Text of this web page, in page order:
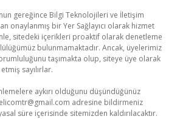
gereğince Bilgi Teknolojileri ve İletişim
onaylanmış bir Yer Sağlayıcı olarak hizmet
sitedeki içerikleri proaktif olarak denetleme
bulunmamaktadır. Ancak, üyelerimiz
taşımakta olup, siteye üye olarak
sayılırlar.
aykırı olduğunu düşündüğünüz
adresine bildirmeniz
süre içerisinde sitemizden kaldırılacaktır.